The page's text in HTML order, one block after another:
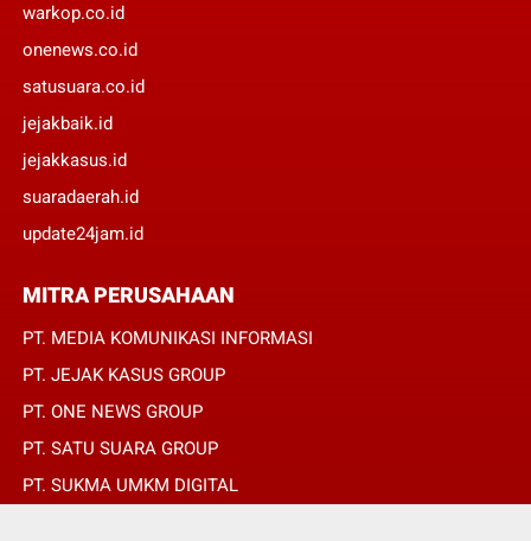
warkop.co.id
onenews.co.id
satusuara.co.id
jejakbaik.id
jejakkasus.id
suaradaerah.id
update24jam.id
MITRA PERUSAHAAN
PT. MEDIA KOMUNIKASI INFORMASI
PT. JEJAK KASUS GROUP
PT. ONE NEWS GROUP
PT. SATU SUARA GROUP
PT. SUKMA UMKM DIGITAL